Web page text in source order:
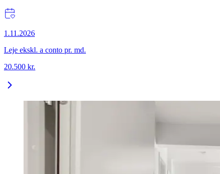
1.11.2026
Leje ekskl. a conto pr. md.
20.500 kr.